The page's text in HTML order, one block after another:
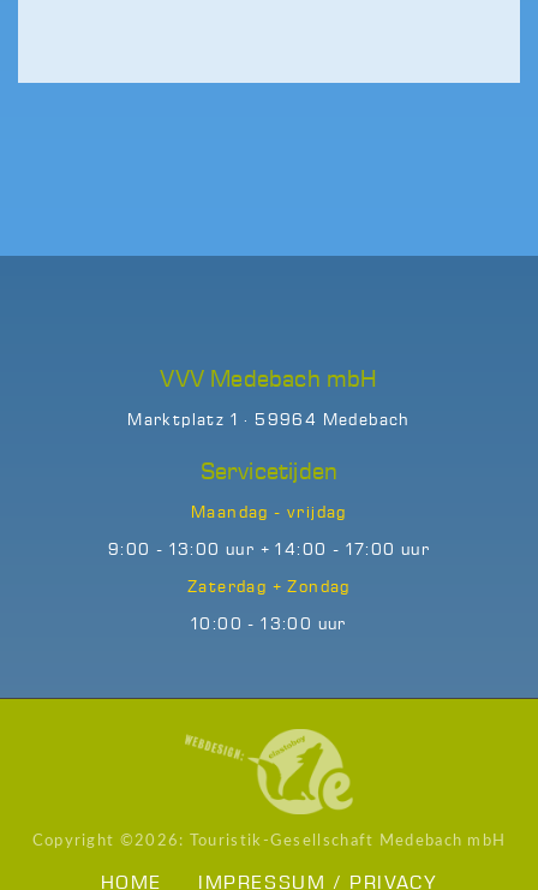
VVV Medebach mbH
Marktplatz 1 · 59964 Medebach
Servicetijden
Maandag - vrijdag
9:00 - 13:00 uur + 14:00 - 17:00 uur
Zaterdag + Zondag
10:00 - 13:00 uur
Copyright ©2026: Touristik-Gesellschaft Medebach mbH
HOME IMPRESSUM / PRIVACY